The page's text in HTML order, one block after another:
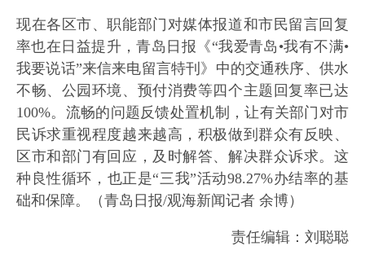
现在各区市、职能部门对媒体报道和市民留言回复
率也在日益提升，青岛日报《“我爱青岛•我有不满•
我要说话”来信来电留言特刊》中的交通秩序、供水
不畅、公园环境、预付消费等四个主题回复率已达
100%。流畅的问题反馈处置机制，让有关部门对市
民诉求重视程度越来越高，积极做到群众有反映、
区市和部门有回应，及时解答、解决群众诉求。这
种良性循环，也正是“三我”活动98.27%办结率的基
础和保障。（青岛日报/观海新闻记者 余博）
责任编辑：刘聪聪